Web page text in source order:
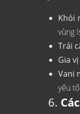
Khói
vùng
Trái
Gia
Vani
yếu
6.